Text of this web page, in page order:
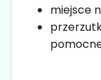
miejsce